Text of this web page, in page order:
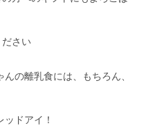
さい
の離乳食には、もちろん、
ドアイ！